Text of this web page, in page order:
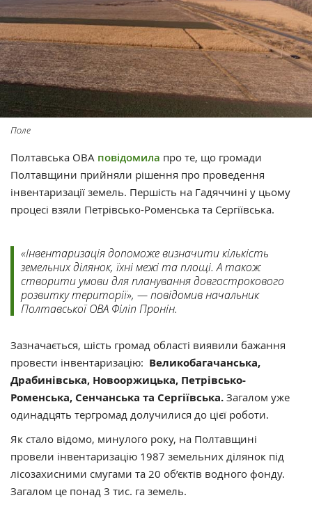
Поле
Полтавська ОВА повідомила про те, що громади
Полтавщини прийняли рішення про проведення
інвентаризації земель. Першість на Гадяччині у цьому
процесі взяли Петрівсько-Роменська та Сергіївська.
«Інвентаризація допоможе визначити кількість
земельних ділянок, їхні межі та площі. А також
створити умови для планування довгострокового
розвитку території», — повідомив начальник
Полтавської ОВА Філіп Пронін.
Зазначається, шість громад області виявили бажання
провести інвентаризацію: Великобагачанська,
Драбинівська, Новооржицька, Петрівсько-
Роменська, Сенчанська та Сергіївська. Загалом уже
одинадцять тергромад долучилися до цієї роботи.
Як стало відомо, минулого року, на Полтавщині
провели інвентаризацію 1987 земельних ділянок під
лісозахисними смугами та 20 об’єктів водного фонду.
Загалом це понад 3 тис. га земель.